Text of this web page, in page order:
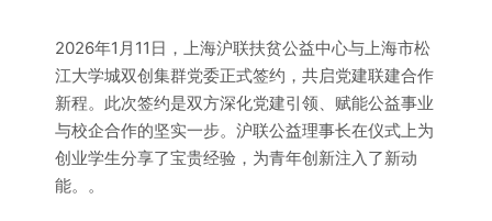
2026年1月11日，上海沪联扶贫公益中心与上海市松
江大学城双创集群党委正式签约，共启党建联建合作
新程。此次签约是双方深化党建引领、赋能公益事业
与校企合作的坚实一步。沪联公益理事长在仪式上为
创业学生分享了宝贵经验，为青年创新注入了新动
能。。